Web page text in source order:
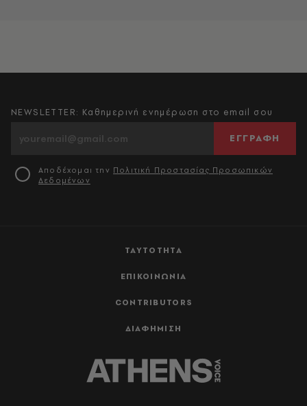
ΤΑΥΤΟΤΗΤΑ
ΕΠΙΚΟΙΝΩΝΙΑ
CONTRIBUTORS
ΔΙΑΦΗΜΙΣΗ
NEWSLETTER: Καθημερινή ενημέρωση στο email σου
ΕΓΓΡΑΦΗ
Αποδέχομαι την Πολιτική Προστασίας Προσωπικών
Δεδομένων